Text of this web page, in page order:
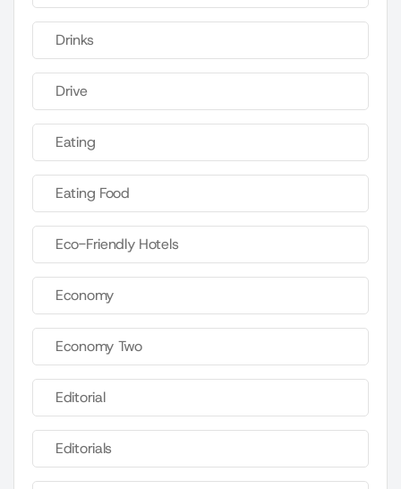
Drinks
Drive
Eating
Eating Food
Eco-Friendly Hotels
Economy
Economy Two
Editorial
Editorials